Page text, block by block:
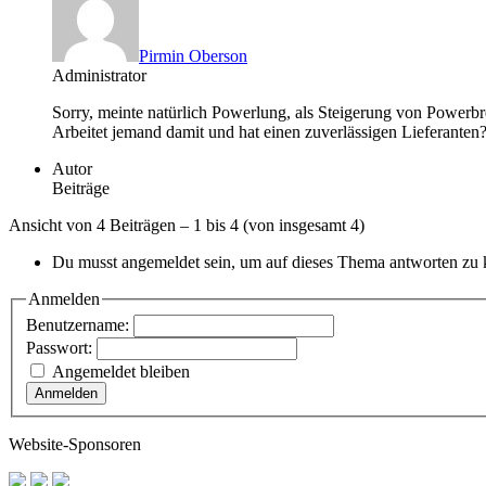
Pirmin Oberson
Administrator
Sorry, meinte natürlich Powerlung, als Steigerung von
Arbeitet jemand damit und hat einen zuverlässigen Lieferanten?
Autor
Beiträge
Ansicht von 4 Beiträgen – 1 bis 4 (von insgesamt 4)
Du musst angemeldet sein, um auf dieses Thema antworten zu
Anmelden
Benutzername:
Passwort:
Angemeldet bleiben
Anmelden
Website-Sponsoren